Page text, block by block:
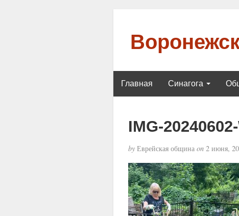
Главная Синагога
IMG-
byЕврейская община on2 июня,